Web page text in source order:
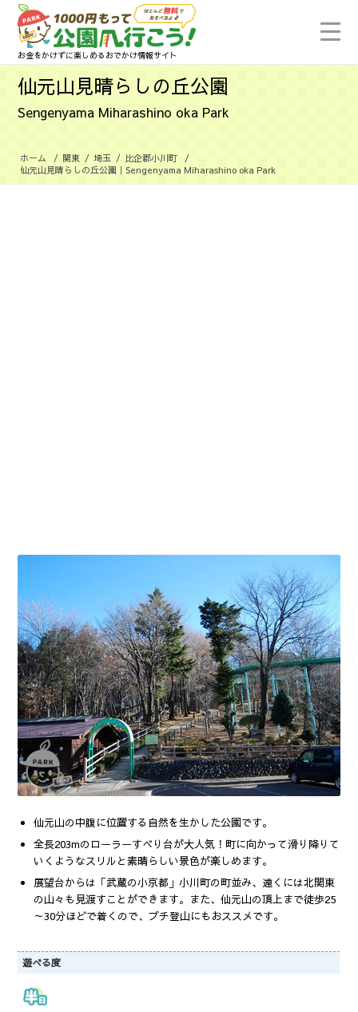
お金をかけずに楽しめるおでかけ情報サイト
仙元山見晴らしの丘公園
Sengenyama Miharashino oka Park
ホーム / 関東 / 埼玉 / 比企郡小川町
/
仙元山見晴らしの丘公園｜Sengenyama Miharashino oka Park
仙元山の中腹に位置する自然を生かした公園です。
全長203mのローラーすべり台が大人気！町に向かって滑り降りて
いくようなスリルと素晴らしい景色が楽しめます。
展望台からは「武蔵の小京都」小川町の町並み、遠くには北関東
の山々も見渡すことができます。また、仙元山の頂上まで徒歩25
～30分ほどで着くので、プチ登山にもおススメです。
遊べる度